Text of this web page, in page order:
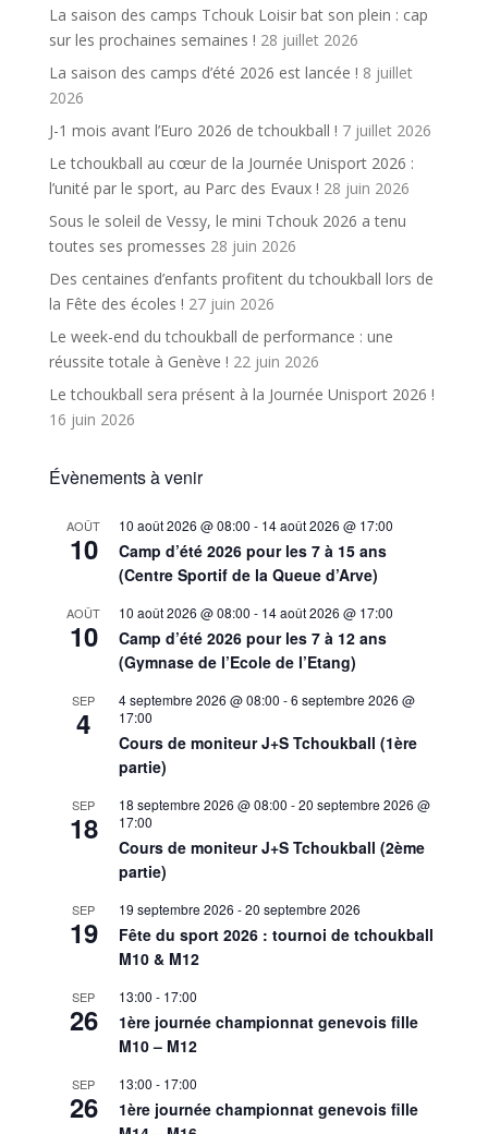
La saison des camps Tchouk Loisir bat son plein : cap
sur les prochaines semaines ! 28 juillet 2026
La saison des camps d’été 2026 est lancée ! 8 juillet
2026
J-1 mois avant l’Euro 2026 de tchoukball ! 7 juillet 2026
Le tchoukball au cœur de la Journée Unisport 2026 :
l’unité par le sport, au Parc des Evaux ! 28 juin 2026
Sous le soleil de Vessy, le mini Tchouk 2026 a tenu
toutes ses promesses 28 juin 2026
Des centaines d’enfants profitent du tchoukball lors de
la Fête des écoles ! 27 juin 2026
Le week-end du tchoukball de performance : une
réussite totale à Genève ! 22 juin 2026
Le tchoukball sera présent à la Journée Unisport 2026 !
16 juin 2026
Évènements à venir
AOÛT
10
10 août 2026 @ 08:00 - 14 août 2026 @ 17:00
Camp d’été 2026 pour les 7 à 15 ans
(Centre Sportif de la Queue d’Arve)
AOÛT
10
10 août 2026 @ 08:00 - 14 août 2026 @ 17:00
Camp d’été 2026 pour les 7 à 12 ans
(Gymnase de l’Ecole de l’Etang)
SEP
4
4 septembre 2026 @ 08:00 -6 septembre 2026 @
17:00
Cours de moniteur J+S Tchoukball (1ère
partie)
SEP
18
18 septembre 2026 @ 08:00 -20 septembre 2026 @
17:00
Cours de moniteur J+S Tchoukball (2ème
partie)
SEP
19
19 septembre 2026 -20 septembre 2026
Fête du sport 2026 : tournoi de tchoukball
M10 & M12
SEP
26
13:00 - 17:00
1ère journée championnat genevois fille
M10 – M12
SEP
26
13:00 - 17:00
1ère journée championnat genevois fille